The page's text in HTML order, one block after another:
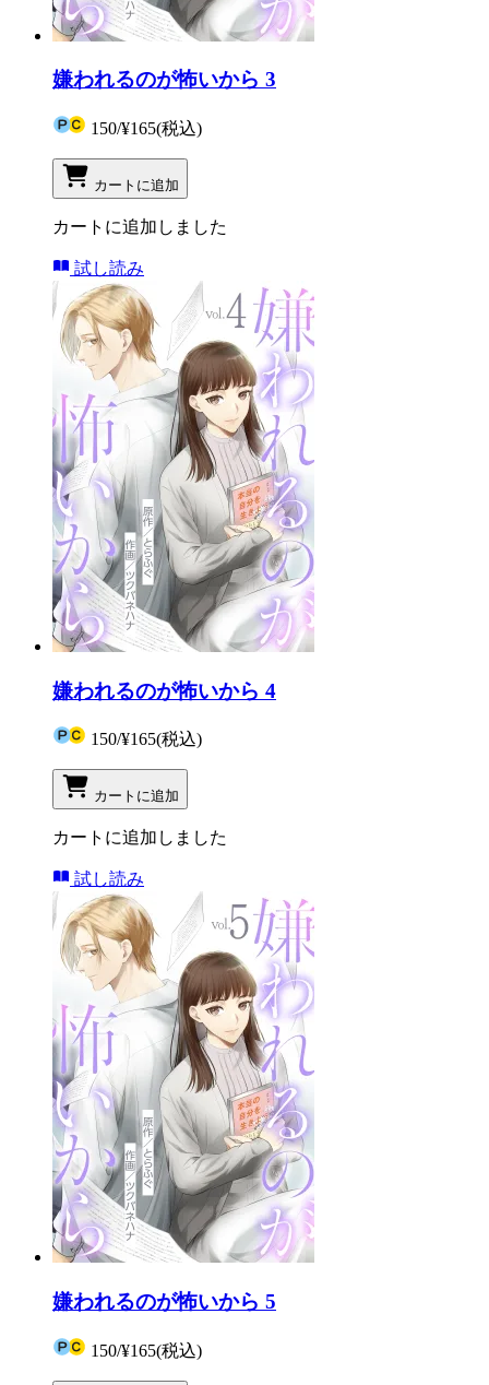
嫌われるのが怖いから 3
150/¥165(税込)
カートに追加
カートに追加しました
試し読み
嫌われるのが怖いから 4
150/¥165(税込)
カートに追加
カートに追加しました
試し読み
嫌われるのが怖いから 5
150/¥165(税込)